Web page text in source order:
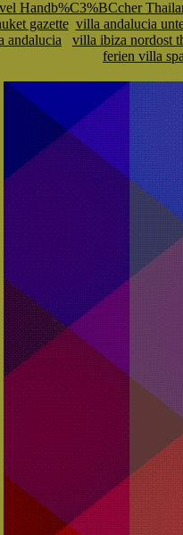
Handb%C3%BCcher
gazette villa andalucia
andalucia villa ibiza nordost
ferien villa